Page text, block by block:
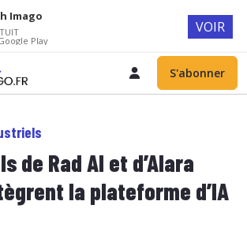
S'abonner
de Rad AI et d’Alara
la plateforme d’IA
Imago
Play
VOIR